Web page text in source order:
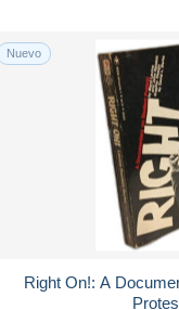
Nuevo
Right On!: A